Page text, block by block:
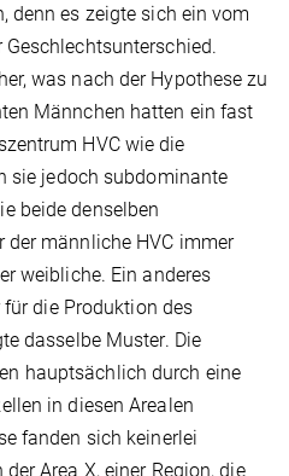
denn es zeigte sich ein vom
was nach der Hypothese zu
Männchen hatten ein fast
HVC wie die
sie jedoch subdominante
beide denselben
der männliche HVC immer
weibliche. Ein anderes
für die Produktion des
dasselbe Muster. Die
hauptsächlich durch eine
in diesen Arealen
fanden sich keinerlei
Area X, einer Region, die